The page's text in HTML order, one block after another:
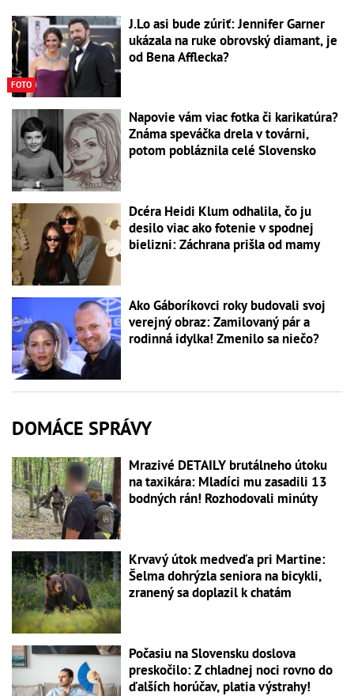
FOTO
J.Lo asi bude zúriť: Jennifer Garner
ukázala na ruke obrovský diamant, je
od Bena Afflecka?
Napovie vám viac fotka či karikatúra?
Známa speváčka drela v továrni,
potom pobláznila celé Slovensko
Dcéra Heidi Klum odhalila, čo ju
desilo viac ako fotenie v spodnej
bielizni: Záchrana prišla od mamy
Ako Gáboríkovci roky budovali svoj
verejný obraz: Zamilovaný pár a
rodinná idylka! Zmenilo sa niečo?
DOMÁCE SPRÁVY
Mrazivé DETAILY brutálneho útoku
na taxikára: Mladíci mu zasadili 13
bodných rán! Rozhodovali minúty
Krvavý útok medveďa pri Martine:
Šelma dohrýzla seniora na bicykli,
zranený sa doplazil k chatám
Počasiu na Slovensku doslova
preskočilo: Z chladnej noci rovno do
ďalších horúčav, platia výstrahy!